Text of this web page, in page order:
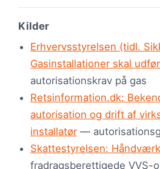
Kilder
Erhvervsstyrelsen (tidl.
Gasinstallationer skal
autorisationskrav på gas
Retsinformation.dk:
autorisation og drift af
installatør —
Skattestyrelsen:
fradragsberettigede VVS-